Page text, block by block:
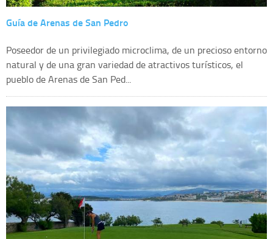
Guía de Arenas de San Pedro
Poseedor de un privilegiado microclima, de un precioso entorno
natural y de una gran variedad de atractivos turísticos, el
pueblo de Arenas de San Ped...